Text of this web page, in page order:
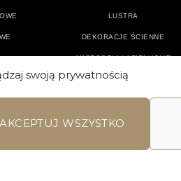
swoją prywatnością
AKCEPTUJ WSZYSTKO
LUSTRA
DEKORACJE ŚCIENNE
AKCESORIA ŁAZIENKOWE
TEKSTYLIA